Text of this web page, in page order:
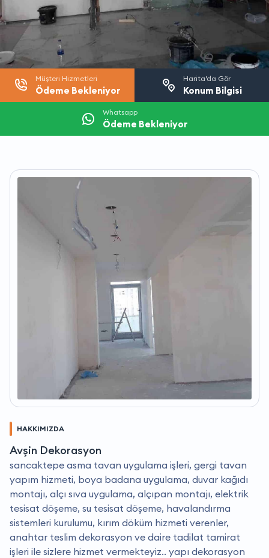
Müşteri Hizmetleri
Ödeme Bekleniyor
Harita’da Gör
Konum Bilgisi
Whatsapp
Ödeme Bekleniyor
HAKKIMIZDA
Avşin Dekorasyon
sancaktepe asma tavan uygulama işleri, gergi tavan
yapım hizmeti, boya badana uygulama, duvar kağıdı
montajı, alçı sıva uygulama, alçıpan montajı, elektrik
tesisat döşeme, su tesisat döşeme, havalandırma
sistemleri kurulumu, kırım döküm hizmeti verenler,
anahtar teslim dekorasyon ve daire tadilat tamirat
işleri ile sizlere hizmet vermekteyiz.. yapı dekorasyon